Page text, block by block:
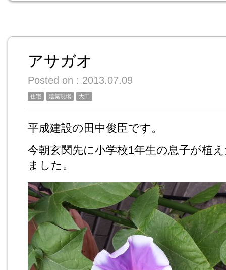
アサガオ
Posted on : 2013.07.09
住宅 建築現場 大工
平成建設の田中俊臣です。
今朝玄関先に小学校1年生の息子が植
ました。